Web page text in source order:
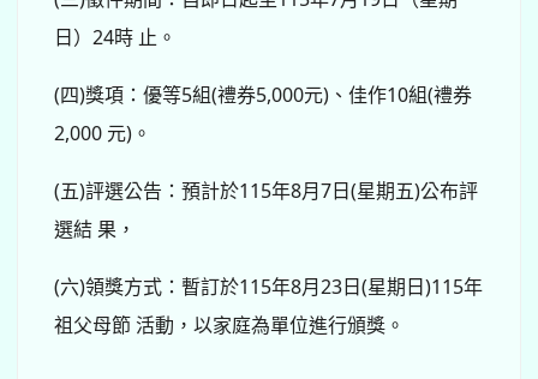
日）24時 止。
(四)獎項：優等5組(禮券5,000元)、佳作10組(禮券
2,000 元)。
(五)評選公告：預計於115年8月7日(星期五)公布評
選結 果，
(六)領獎方式：暫訂於115年8月23日(星期日)115年
祖父母節 活動，以家庭為單位進行頒獎。